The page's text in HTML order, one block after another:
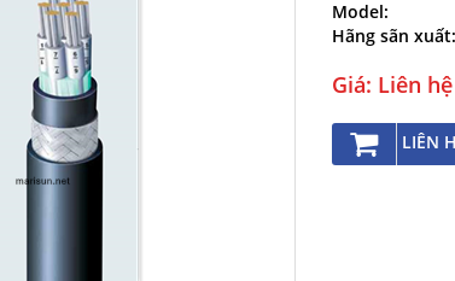
Model:
Hãng sãn xuất:
Giá: Liên hệ
LIÊN